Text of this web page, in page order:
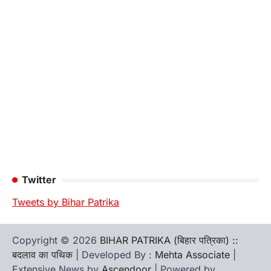
Twitter
Tweets by Bihar Patrika
Copyright © 2026 BIHAR PATRIKA (बिहार पत्रिका) ::
बदलाव का पथिक | Developed By : Mehta Associate